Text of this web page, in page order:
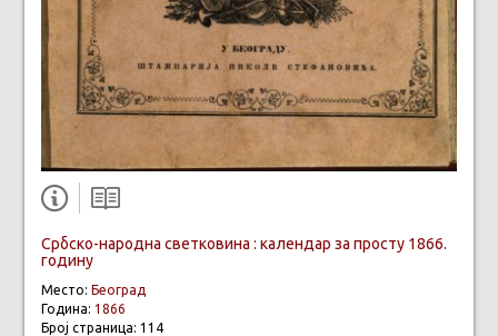
Србско-народна светковина : календар за просту 1866.
годину
Место: Београд
Година: 1866
Број страница: 114